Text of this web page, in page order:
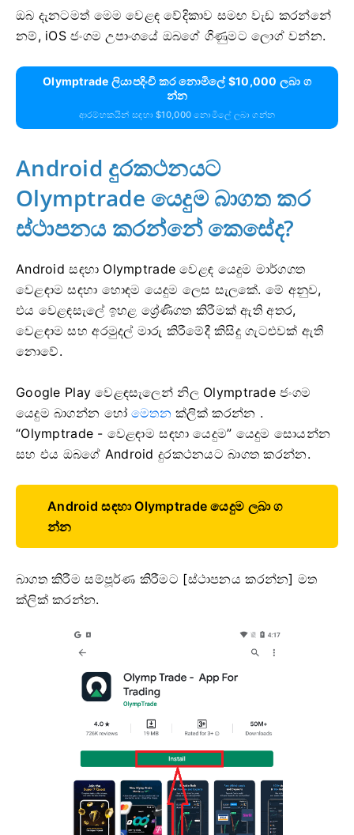
ඔබ දැනටමත් මෙම වෙළඳ වේදිකාව සමඟ වැඩ කරන්නේ
නම්, iOS ජංගම උපාංගයේ ඔබගේ ගිණුමට ලොග් වන්න.
Olymptrade ලියාපදිංචි කර නොමිලේ $10,000 ලබා ග
න්න
ආරම්භකයින් සඳහා $10,000 නොමිලේ ලබා ගන්න
Android දුරකථනයට
Olymptrade යෙදුම බාගත කර
ස්ථාපනය කරන්නේ කෙසේද?
Android සඳහා Olymptrade වෙළඳ යෙදුම මාර්ගගත
වෙළඳාම සඳහා හොඳම යෙදුම ලෙස සැලකේ. මේ අනුව,
එය වෙළඳසැලේ ඉහළ ශ්‍රේණිගත කිරීමක් ඇති අතර,
වෙළඳාම සහ අරමුදල් මාරු කිරීමේදී කිසිදු ගැටළුවක් ඇති
නොවේ.
Google Play වෙළඳසැලෙන් නිල Olymptrade ජංගම
යෙදුම බාගන්න හෝමෙතන ක්ලික් කරන්න .
“Olymptrade - වෙළඳාම සඳහා යෙදුම” යෙදුම සොයන්න
සහ එය ඔබගේ Android දුරකථනයට බාගත කරන්න.
Android සඳහා Olymptrade යෙදුම ලබා ග
න්න
බාගත කිරීම සම්පූර්ණ කිරීමට [ස්ථාපනය කරන්න] මත
ක්ලික් කරන්න.